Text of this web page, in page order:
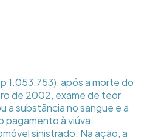
1.053.753), após a morte do
de 2002, exame de teor
a substância no sangue e a
pagamento à viúva,
sinistrado. Na ação, a